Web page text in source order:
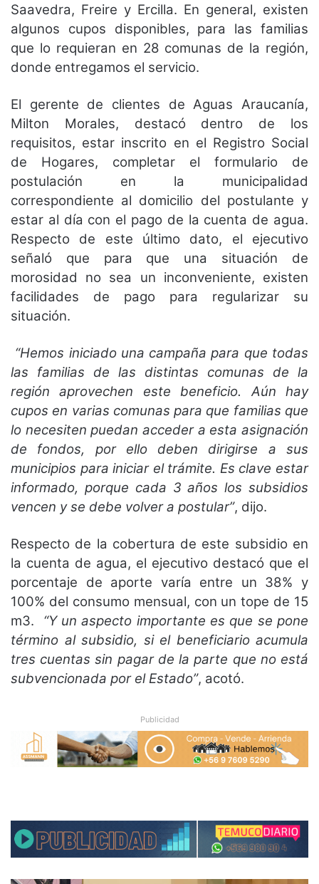
Saavedra, Freire y Ercilla. En general, existen
algunos cupos disponibles, para las familias
que lo requieran en 28 comunas de la región,
donde entregamos el servicio.
El gerente de clientes de Aguas Araucanía,
Milton Morales, destacó dentro de los
requisitos, estar inscrito en el Registro Social
de Hogares, completar el formulario de
postulación en la municipalidad
correspondiente al domicilio del postulante y
estar al día con el pago de la cuenta de agua.
Respecto de este último dato, el ejecutivo
señaló que para que una situación de
morosidad no sea un inconveniente, existen
facilidades de pago para regularizar su
situación.
“Hemos iniciado una campaña para que todas
las familias de las distintas comunas de la
región aprovechen este beneficio. Aún hay
cupos en varias comunas para que familias que
lo necesiten puedan acceder a esta asignación
de fondos, por ello deben dirigirse a sus
municipios para iniciar el trámite. Es clave estar
informado, porque cada 3 años los subsidios
vencen y se debe volver a postular”, dijo.
Respecto de la cobertura de este subsidio en
la cuenta de agua, el ejecutivo destacó que el
porcentaje de aporte varía entre un 38% y
100% del consumo mensual, con un tope de 15
m3. “Y un aspecto importante es que se pone
término al subsidio, si el beneficiario acumula
tres cuentas sin pagar de la parte que no está
subvencionada por el Estado”, acotó.
Publicidad